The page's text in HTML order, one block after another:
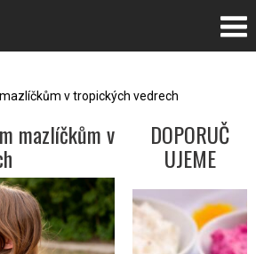
v tropických vedrech
mazlíčkům v DOPORUČ
UJEME